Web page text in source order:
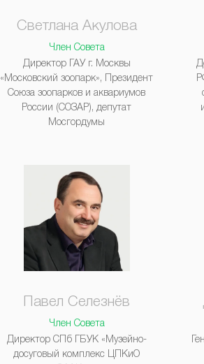
Светлана Акулова
Член Совета
Директор ГАУ г. Москвы
«Московский зоопарк», Президент
Союза зоопарков и аквариумов
России (СОЗАР), депутат
Мосгордумы
Павел Селезнёв
Член Совета
Директор СПб ГБУК «Музейно-
досуговый комплекс ЦПКиО